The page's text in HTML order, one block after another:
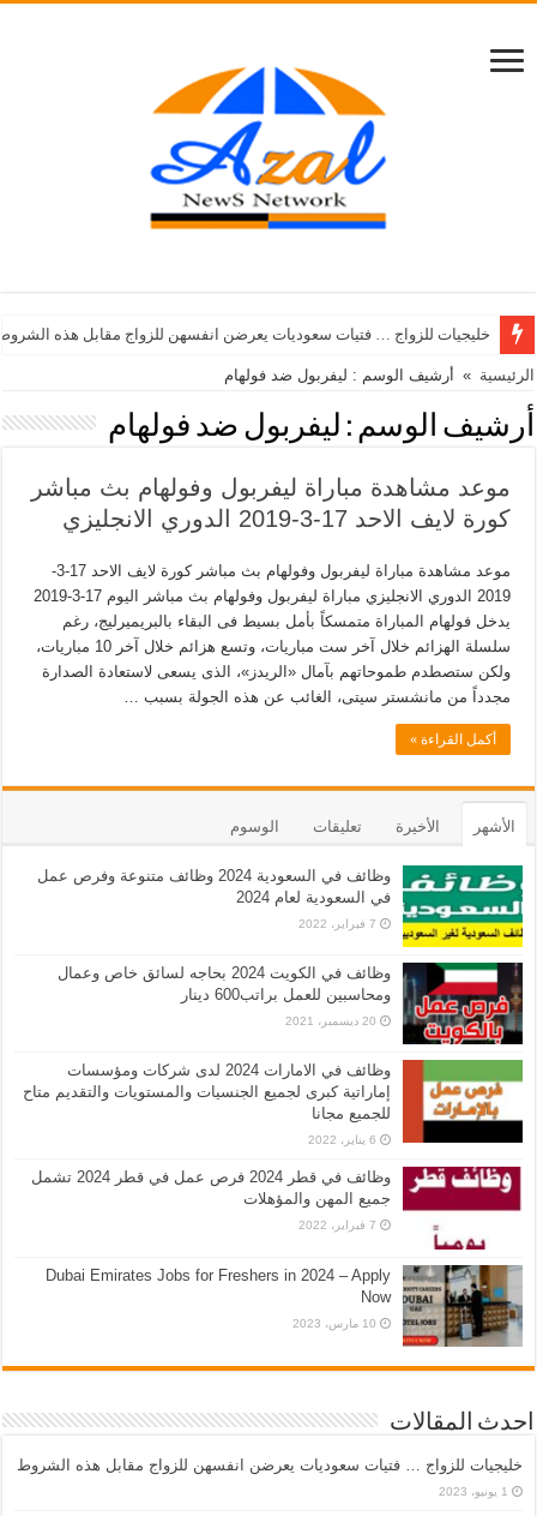
خليجيات للزواج … فتيات سعوديات يعرضن انفسهن للزواج مقابل هذه
الرئيسية » أرشيف الوسم : ليفربول ضد فولهام
أرشيف الوسم : ليفربول ضد فولهام
موعد مشاهدة مباراة ليفربول وفولهام بث مباشر
كورة لايف الاحد 17-3-2019 الدوري الانجليزي
موعد مشاهدة مباراة ليفربول وفولهام بث مباشر كورة لايف الاحد 17-3-
2019 الدوري الانجليزي مباراة ليفربول وفولهام بث مباشر اليوم 17-3-2019
يدخل فولهام المباراة متمسكاً بأمل بسيط فى البقاء بالبريميرليج، رغم
سلسلة الهزائم خلال آخر ست مباريات، وتسع هزائم خلال آخر 10 مباريات،
ولكن ستصطدم طموحاتهم بآمال «الريدز»، الذى يسعى لاستعادة الصدارة
مجدداً من مانشستر سيتى، الغائب عن هذه الجولة بسبب …
أكمل القراءة »
الأشهر الأخيرة تعليقات الوسوم
وظائف في السعودية 2024 وظائف متنوعة وفرص عمل
في السعودية لعام 2024
7 فبراير، 2022
وظائف في الكويت 2024 بحاجه لسائق خاص وعمال
ومحاسبين للعمل براتب600 دينار
20 ديسمبر، 2021
وظائف في الامارات 2024 لدى شركات ومؤسسات
إماراتية كبرى لجميع الجنسيات والمستويات والتقديم متاح
للجميع مجانا
6 يناير، 2022
وظائف في قطر 2024 فرص عمل في قطر 2024 تشمل
جميع المهن والمؤهلات
7 فبراير، 2022
Dubai Emirates Jobs for Freshers in 2024 – Apply
Now
10 مارس، 2023
احدث المقالات
خليجيات للزواج … فتيات سعوديات يعرضن انفسهن للزواج مقابل هذه الشروط
1 يونيو، 2023